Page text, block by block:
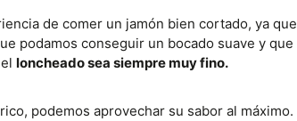
de comer un jamón bien cortado, ya que
podamos conseguir un bocado suave y que
loncheado sea siempre muy fino.
podemos aprovechar su sabor al máximo.